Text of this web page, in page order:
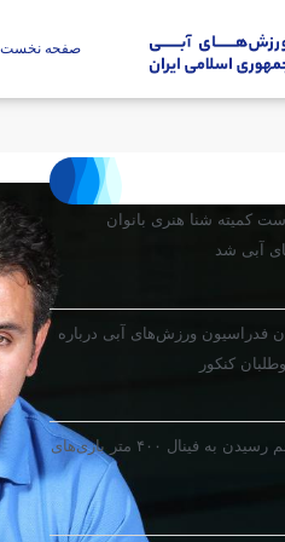
صفحه نخست
کمیته شنا هنری بانوان
آبی شد
فدراسیون ورزش‌های آبی درباره
کنکور
محمد قاسمی: هدفم رسیدن به فینال ۴۰۰ متر بازی‌های